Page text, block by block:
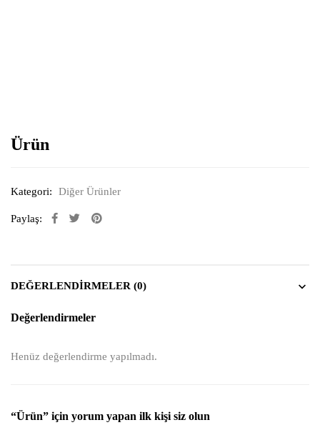
Ürün
Kategori: Diğer Ürünler
Paylaş:
DEĞERLENDIRMELER (0)
Değerlendirmeler
Henüz değerlendirme yapılmadı.
“Ürün” için yorum yapan ilk kişi siz olun